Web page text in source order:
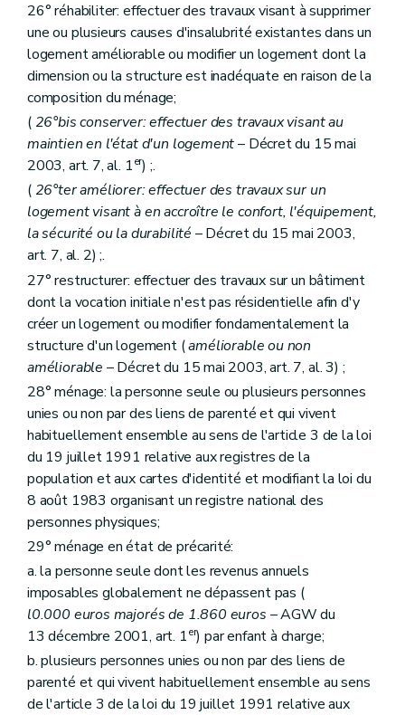
Chapitre III (De la Société wallonne du crédit social et des Guichets du crédit social
Section première De la Société wallonne du crédit social
Sous-section première Généralités
Art. 1751
Sous-section 2 Des missions de service public, des tâches de service public et des moyens d'actions de la Société
Art. 1752
Sous-section 3 Des ressources
Art. 1753
Sous-section 4 Des organes de la Société
Section
Art. 1754
Section B. Du conseil d'administration
Art. 1755
Art. 1756
Art. 1758
Section C. De la direction
Art. 1759
Section D. Du comité d'orientation
Art. 17510
Section E. Du comité de crédits
Art. 17511
Section F. Du comité de gestion financière
Art. 17512
Sous-section 5 Du personnel de la Société
Art. 17513
Art. 17514
Sous-section 6 Du contrôle de la Société
Section A. Du contrôle révisoral
Art. 17515
Section
Art. 17516
Sous-section 7 Du contrat de gestion
Section
A. Définition et contenu
Art. 17517
Section B. Conclusion, approbation, entrée en vigueur, durée et absence d'un contrat de gestion
Art. 17518
Section
C. Evaluation du contrat de gestion
Art. 17519
Section 2 Des Guichets du crédit social
Sous-section première Généralités
26° réhabiliter: effectuer des travaux visant à supprimer
une ou plusieurs causes d'insalubrité existantes dans un
logement améliorable ou modifier un logement dont la
dimension ou la structure est inadéquate en raison de la
composition du ménage;
( 26°bis conserver: effectuer des travaux visant au
maintien en l'état d'un logement– Décret du 15 mai
2003, art. 7, al. 1er) ;.
( 26°ter améliorer: effectuer des travaux sur un
logement visant à en accroître le confort, l'équipement,
la sécurité ou la durabilité – Décret du 15 mai 2003,
art. 7, al. 2) ;.
27° restructurer: effectuer des travaux sur un bâtiment
dont la vocation initiale n'est pas résidentielle afin d'y
créer un logement ou modifier fondamentalement la
structure d'un logement (améliorable ou non
améliorable – Décret du 15 mai 2003, art. 7, al. 3) ;
28° ménage: la personne seule ou plusieurs personnes
unies ou non par des liens de parenté et qui vivent
habituellement ensemble au sens de l'article 3 de la loi
du 19 juillet 1991 relative aux registres de la
population et aux cartes d'identité et modifiant la loi du
8 août 1983 organisant un registre national des
personnes physiques;
29° ménage en état de précarité:
a. la personne seule dont les revenus annuels
imposables globalement ne dépassent pas (
l0.000 euros majorés de 1.860 euros – AGW du
13 décembre 2001, art. 1er) par enfant à charge;
b. plusieurs personnes unies ou non par des liens de
parenté et qui vivent habituellement ensemble au sens
de l'article 3 de la loi du 19 juillet 1991 relative aux